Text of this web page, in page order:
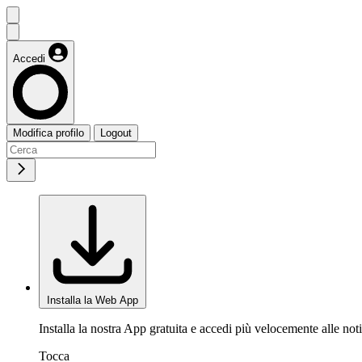
Accedi
Modifica profilo Logout
Installa la Web App
Installa la nostra App gratuita e accedi più velocemente alle
Tocca